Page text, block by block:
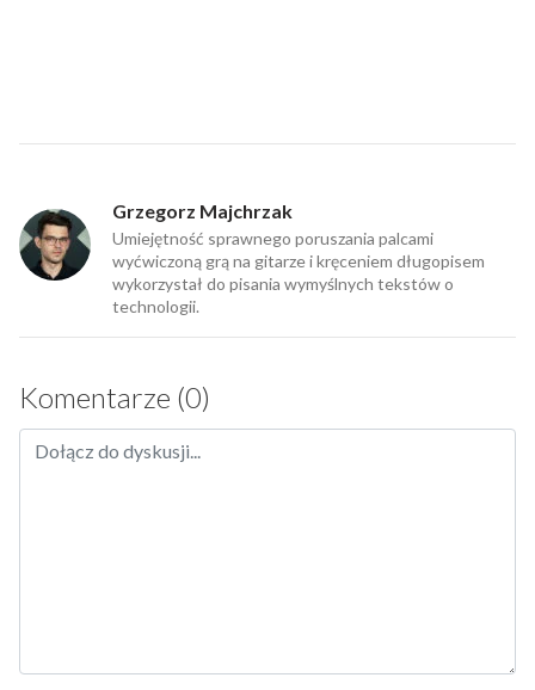
Grzegorz Majchrzak
Umiejętność sprawnego poruszania palcami
wyćwiczoną grą na gitarze i kręceniem długopisem
wykorzystał do pisania wymyślnych tekstów o
technologii.
Komentarze (0)